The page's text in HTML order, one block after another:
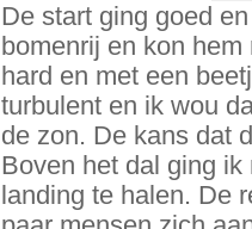
De start ging goed
bomenrij en kon
hard en met een
turbulent en ik wou
de zon. De kans dat
Boven het dal ging
landing te halen. De